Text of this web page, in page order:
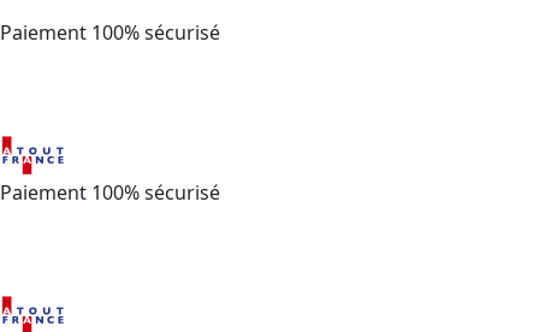
Paiement 100% sécurisé
Paiement 100% sécurisé